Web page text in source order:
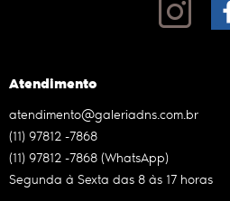
Atendimento
(11) 97812 -7868
(11) 97812 -7868 (WhatsApp)
Segunda à Sexta das 8 às 17 horas
atendimento@galeriadns.com.br